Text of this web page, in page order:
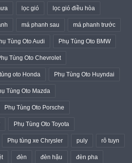
lọc gió lọc gió điều hòa
má phanh sau má phanh trước
Tùng Oto Audi Phụ Tùng Oto BMW
Tùng Oto Chevrolet
oto Honda Phụ Tùng Oto Huyndai
Tùng Oto Mazda
Phụ Tùng Oto Porsche
Phụ Tùng Oto Toyota
Phụ tùng xe Chrysler puly rô tuyn
đèn đèn hậu đèn pha